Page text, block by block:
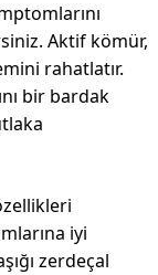
Aktif kömür,
rahatlatır.
bir bardak
iyi
zerdeçal